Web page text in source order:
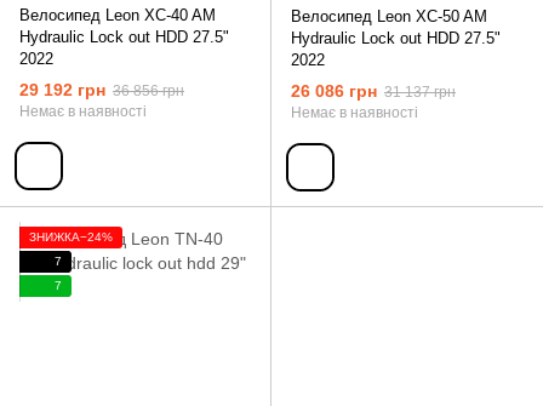
Велосипед Leon XC-40 AM
Hydraulic Lock out HDD 27.5"
2022
29 192 грн 36 856 грн
Немає в наявності
Велосипед Leon XC-50 AM
Hydraulic Lock out HDD 27.5"
2022
26 086 грн 31 137 грн
Немає в наявності
ЗНИЖКА−24%
7
7